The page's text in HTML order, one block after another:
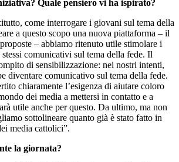
Quale pensiero vi ha ispirato?
come interrogare i giovani sul tema della
a questo scopo una nuova piattaforma – il
– abbiamo ritenuto utile stimolare i
stessi comunicativi sul tema della fede. Il
di sensibilizzazione: nei nostri intenti,
diventare comunicativo sul tema della fede.
chiaramente l’esigenza di aiutare coloro
dei media a mettersi in contatto e a
utile anche per questo. Da ultimo, ma non
sottolineare quanto già è stato fatto in
media cattolici”.
la giornata?